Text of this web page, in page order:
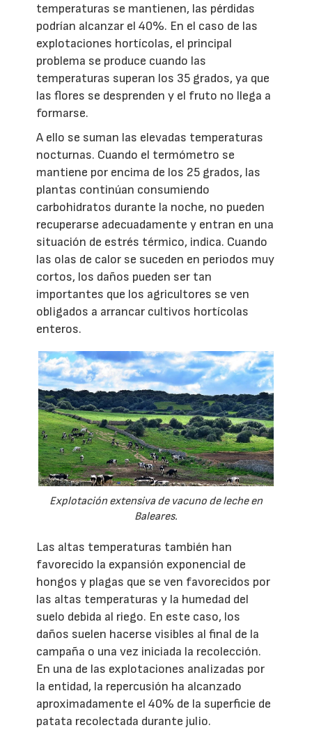
temperaturas se mantienen, las pérdidas
podrían alcanzar el 40%. En el caso de las
explotaciones hortícolas, el principal
problema se produce cuando las
temperaturas superan los 35 grados, ya que
las flores se desprenden y el fruto no llega a
formarse.
A ello se suman las elevadas temperaturas
nocturnas. Cuando el termómetro se
mantiene por encima de los 25 grados, las
plantas continúan consumiendo
carbohidratos durante la noche, no pueden
recuperarse adecuadamente y entran en una
situación de estrés térmico, indica. Cuando
las olas de calor se suceden en periodos muy
cortos, los daños pueden ser tan
importantes que los agricultores se ven
obligados a arrancar cultivos hortícolas
enteros.
Explotación extensiva de vacuno de leche en
Baleares.
Las altas temperaturas también han
favorecido la expansión exponencial de
hongos y plagas que se ven favorecidos por
las altas temperaturas y la humedad del
suelo debida al riego. En este caso, los
daños suelen hacerse visibles al final de la
campaña o una vez iniciada la recolección.
En una de las explotaciones analizadas por
la entidad, la repercusión ha alcanzado
aproximadamente el 40% de la superficie de
patata recolectada durante julio.